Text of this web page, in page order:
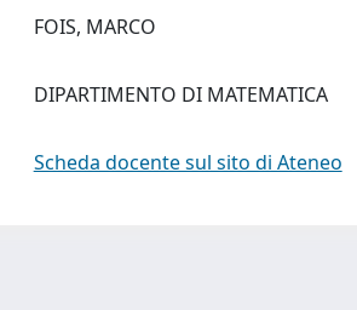
FOIS, MARCO
DIPARTIMENTO DI MATEMATICA
Scheda docente sul sito di Ateneo